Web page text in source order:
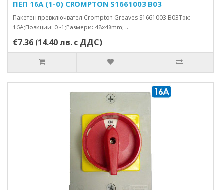
ПЕП 16А (1-0) CROMPTON S1661003 B03
Пакетен превключвател Crompton Greaves S1661003 B03Ток:
16А;Позиции: 0 -1;Размери: 48x48mm; ..
€7.36 (14.40 лв. с ДДС)